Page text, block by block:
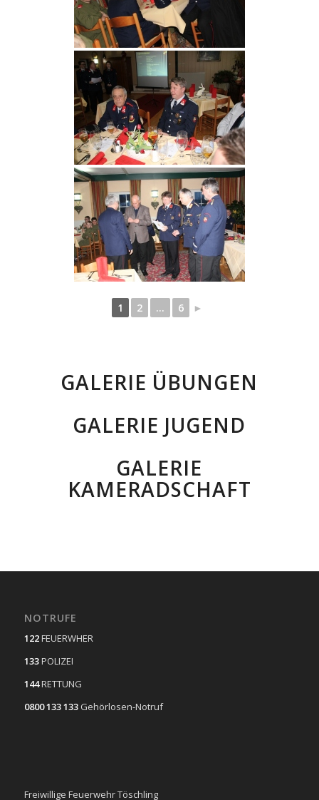
1 2 ... 6 ►
GALERIE ÜBUNGEN
GALERIE JUGEND
GALERIE
KAMERADSCHAFT
NOTRUFE
122FEUERWHER
133POLIZEI
144RETTUNG
0800 133 133 Gehörlosen-Notruf
Freiwillige Feuerwehr Töschling